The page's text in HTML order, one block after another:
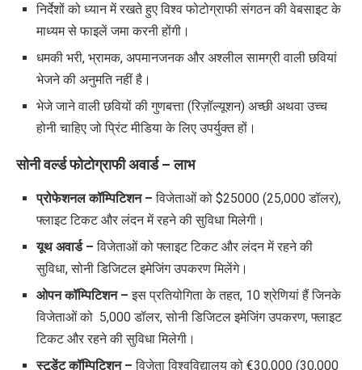
निर्देशों को ध्यान में रखते हुए विश्व फोटोग्राफी संगठन की वेबसाइट के
माध्यम से फाइलें जमा करनी होंगी।
धमकी भरी, भ्रामक, अपमानजनक और अश्लील सामग्री वाली छवियां
भेजने की अनुमति नहीं है।
भेजे जाने वाली छवियों की गुणबत्ता (रिज़ॉल्यूशन) अच्छी अथवा उच्च
होनी चाहिए जो प्रिंट मीडिया के लिए उपर्युक्त हों।
सोनी वर्ल्ड फोटोग्राफी अवार्ड–लाभ
प्रोफेशनल कॉम्पिटिशन– विजेताओं को $25000 (25,000 डॉलर),
फ्लाइट टिकट और लंदन में रहने की सुविधा मिलेगी।
यूथ अवार्ड –विजेताओं को फ्लाइट टिकट और लंदन में रहने की
सुविधा,सोनी डिजिटल इमेजिंग उपकरण मिलेंगे।
ओपन कॉम्पिटिशन –इस प्रतियोगिता के तहत, 10श्रेणियां हैं जिनके
विजेताओं को 5,000डॉलर,सोनी डिजिटल इमेजिंग उपकरण,फ्लाइट
टिकट और रहने की सुविधा मिलेगी।
स्टूडेंट कॉम्पिटिशन–विजेता विश्वविद्यालय को €30,000 (30,000